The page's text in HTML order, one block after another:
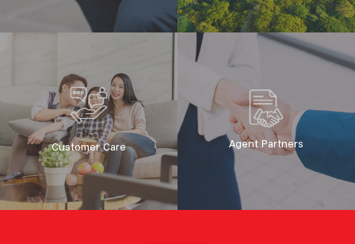
Customer Care Agent Partners